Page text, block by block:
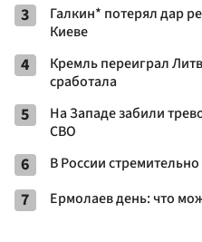
3
Галкин* потерял дар
Киеве
4
Кремль переиграл
сработала
5
На Западе забили
СВО
6 В России
7 Ермолаев день: что